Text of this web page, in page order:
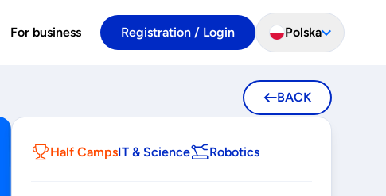
For business Registration / Login Polska
BACK
Half CampsIT & Science Robotics